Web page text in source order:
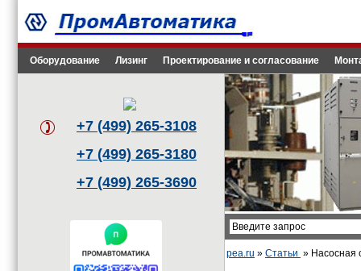
Оборудование Лизинг Проектирование и согласование
+7 (499) 265-3108
+7 (499) 265-3180
+7 (499) 265-3690
pea.ru » Статьи » Насосная